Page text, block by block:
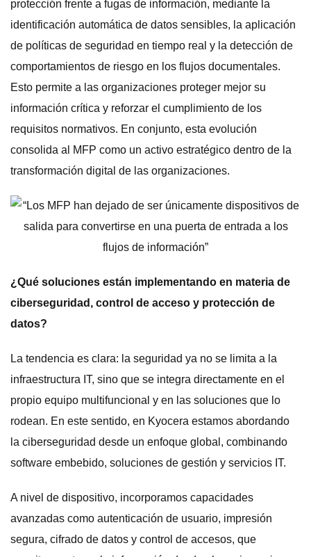
protección frente a fugas de información, mediante la
identificación automática de datos sensibles, la aplicación
de políticas de seguridad en tiempo real y la detección de
comportamientos de riesgo en los flujos documentales.
Esto permite a las organizaciones proteger mejor su
información crítica y reforzar el cumplimiento de los
requisitos normativos. En conjunto, esta evolución
consolida al MFP como un activo estratégico dentro de la
transformación digital de las organizaciones.
¿Qué soluciones están implementando en materia de
ciberseguridad, control de acceso y protección de
datos?
La tendencia es clara: la seguridad ya no se limita a la
infraestructura IT, sino que se integra directamente en el
propio equipo multifuncional y en las soluciones que lo
rodean. En este sentido, en Kyocera estamos abordando
la ciberseguridad desde un enfoque global, combinando
software embebido, soluciones de gestión y servicios IT.
A nivel de dispositivo, incorporamos capacidades
avanzadas como autenticación de usuario, impresión
segura, cifrado de datos y control de accesos, que